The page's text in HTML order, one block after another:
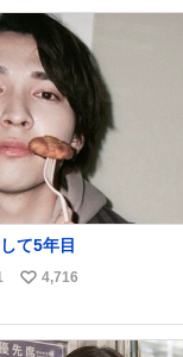
ね
数
婚して5年目
い
ね
4,716